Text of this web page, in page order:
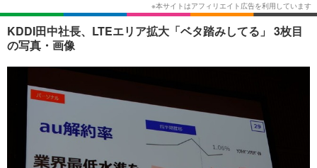
韓国・芸能
音楽 スポーツ
ショッピング
ライフTOP グルメ
ペット ショッピング
その他
リリース一覧
プッシュ通知の停止方法
KDDI田中社長、LTEエリア拡大「ベタ踏みしてる」 3枚目
の写真・画像